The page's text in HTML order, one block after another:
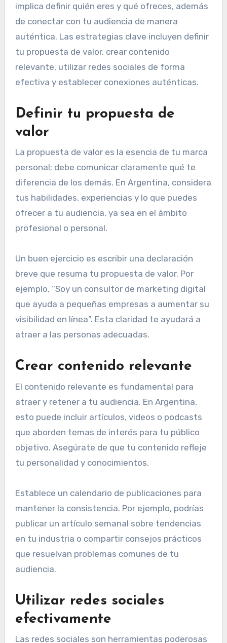
implica definir quién eres y qué ofreces, además
de conectar con tu audiencia de manera
auténtica. Las estrategias clave incluyen definir
tu propuesta de valor, crear contenido
relevante, utilizar redes sociales de forma
efectiva y establecer conexiones auténticas.
Definir tu propuesta de
valor
La propuesta de valor es la esencia de tu marca
personal; debe comunicar claramente qué te
diferencia de los demás. En Argentina, considera
tus habilidades, experiencias y lo que puedes
ofrecer a tu audiencia, ya sea en el ámbito
profesional o personal.
Un buen ejercicio es escribir una declaración
breve que resuma tu propuesta de valor. Por
ejemplo, “Soy un consultor de marketing digital
que ayuda a pequeñas empresas a aumentar su
visibilidad en línea”. Esta claridad te ayudará a
atraer a las personas adecuadas.
Crear contenido relevante
El contenido relevante es fundamental para
atraer y retener a tu audiencia. En Argentina,
esto puede incluir artículos, videos o podcasts
que aborden temas de interés para tu público
objetivo. Asegúrate de que tu contenido refleje
tu personalidad y conocimientos.
Establece un calendario de publicaciones para
mantener la consistencia. Por ejemplo, podrías
publicar un artículo semanal sobre tendencias
en tu industria o compartir consejos prácticos
que resuelvan problemas comunes de tu
audiencia.
Utilizar redes sociales
efectivamente
Las redes sociales son herramientas poderosas